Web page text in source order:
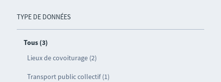
TYPE DE DONNÉES
Tous (3)
Lieux de covoiturage (2)
Transport public collectif (1)